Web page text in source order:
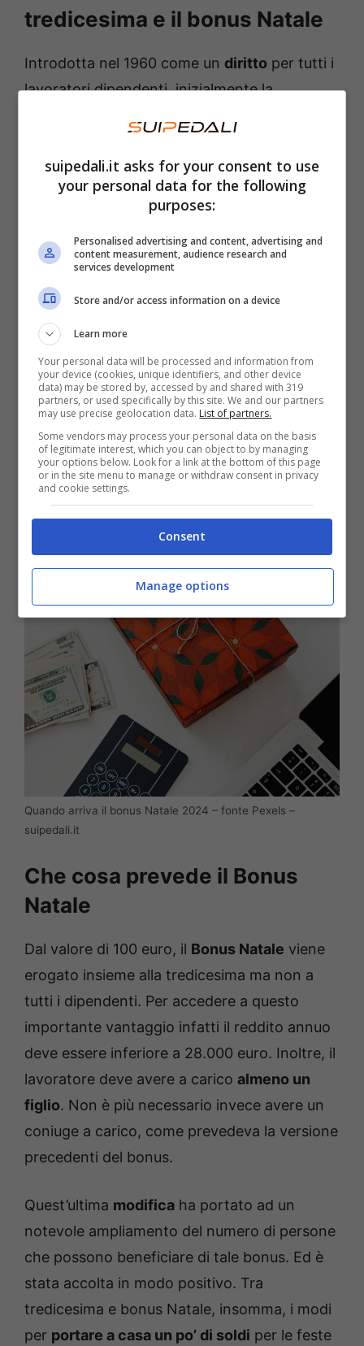
tredicesima e il bonus Natale
Introdotta nel 1960 come un diritto per tutti i
lavoratori dipendenti, inizialmente la
beneficio quasi universale. Essa infatti
spetta solo ai lavoratori dipendenti. Non la
percepiscono dunque i lavoratori autonomi, i
liberi professionisti con partita Iva, gli stagisti
o chi percepisce un sussidio.
Quest’anno la tredicesima arriva però dopo il
solito. Si tratta di una banale questione legata
al calendario. Essendo il 1 dicembre una
domenica, il suo pagamento slitterà di un solo
giorno per ipensionati. Per idipendenti
pubblicisarà necessario invece attendere tra
il 14 e il 16 dicembre. Per chi lavora nel
settore privatol’attesa sarà più lunga: fino al
20 dicembre.
Quando arriva il bonus Natale 2024 – fonte Pexels –
suipedali.it
Che cosa prevede il Bonus
Natale
Dal valore di 100 euro, il Bonus Natale viene
erogato insieme alla tredicesima ma non a
tutti i dipendenti. Per accedere a questo
importante vantaggio infatti il reddito annuo
deve essere inferiore a 28.000 euro. Inoltre, il
lavoratore deve avere a carico almeno un
figlio. Non è più necessario invece avere un
coniuge a carico, come prevedeva la versione
precedenti del bonus.
Quest’ultima modifica ha portato ad un
notevole ampliamento del numero di persone
che possono beneficiare di tale bonus. Ed è
stata accolta in modo positivo. Tra
tredicesima e bonus Natale, insomma, i modi
per portare a casa un po’ di soldi per le feste
suipedali.it asks for your consent to use
your personal data for the following
purposes:
Personalised advertising and content, advertising and
content measurement, audience research and
services development
Store and/or access information on a device
Learn more
Your personal data will be processed and information from
your device (cookies, unique identifiers, and other device
data) may be stored by, accessed by and shared with 319
partners, or used specifically by this site. We and our partners
may use precise geolocation data. List of partners.
Some vendors may process your personal data on the basis
of legitimate interest, which you can object to by managing
your options below. Look for a link at the bottom of this page
or in the site menu to manage or withdraw consent in privacy
and cookie settings.
Consent
Manage options